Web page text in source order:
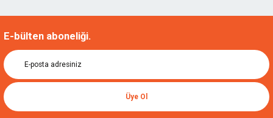
E-bülten aboneliği.
Üye Ol